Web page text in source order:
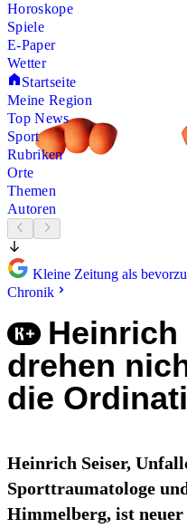
Horoskope
Spiele
E-Paper
Wetter
Startseite
Meine Region
Top News
Sport
Rubriken
Orte
Themen
Autoren
Kleine Zeitung als
Chronik
drehen
die
Heinrich Seiser,
Sporttraumatologe
Himmelberg, ist